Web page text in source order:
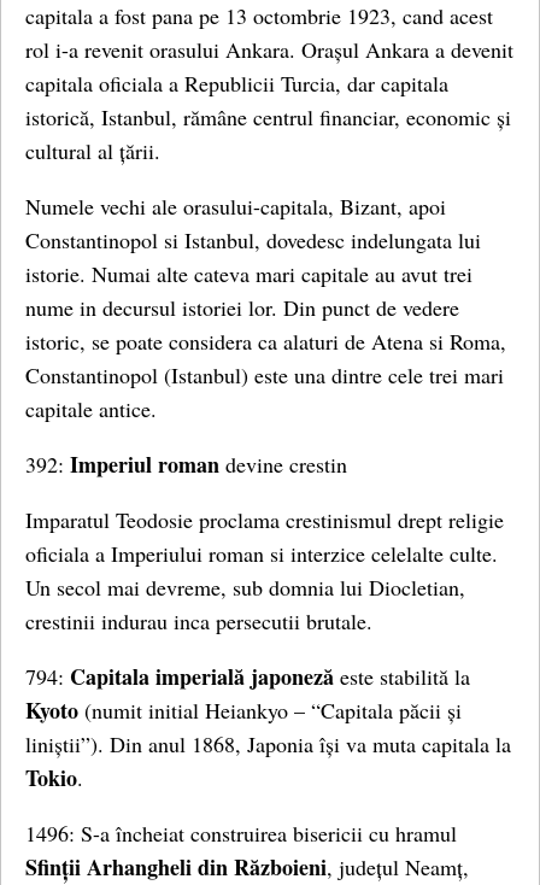
capitala a fost pana pe 13 octombrie 1923, cand acest
rol i-a revenit orasului Ankara. Orașul Ankara a devenit
capitala oficiala a Republicii Turcia, dar capitala
istorică, Istanbul, rămâne centrul financiar, economic și
cultural al țării.
Numele vechi ale orasului-capitala, Bizant, apoi
Constantinopol si Istanbul, dovedesc indelungata lui
istorie. Numai alte cateva mari capitale au avut trei
nume in decursul istoriei lor. Din punct de vedere
istoric, se poate considera ca alaturi de Atena si Roma,
Constantinopol (Istanbul) este una dintre cele trei mari
capitale antice.
392: Imperiul roman devine crestin
Imparatul Teodosie proclama crestinismul drept religie
oficiala a Imperiului roman si interzice celelalte culte.
Un secol mai devreme, sub domnia lui Diocletian,
crestinii indurau inca persecutii brutale.
794: Capitala imperială japoneză este stabilită la
Kyoto (numit initial Heiankyo – “Capitala păcii și
liniștii”). Din anul 1868, Japonia își va muta capitala la
Tokio.
1496: S-a încheiat construirea bisericii cu hramul
Sfinții Arhangheli din Războieni, județul Neamț,